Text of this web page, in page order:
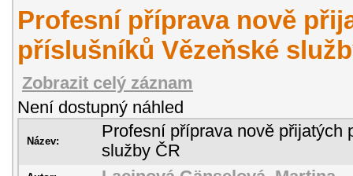
Profesní příprava nově
příslušníků Vězeňské
Zobrazit celý záznam
Není dostupný náhled
Název:
Profesní příprava nově přijatých
služby ČR